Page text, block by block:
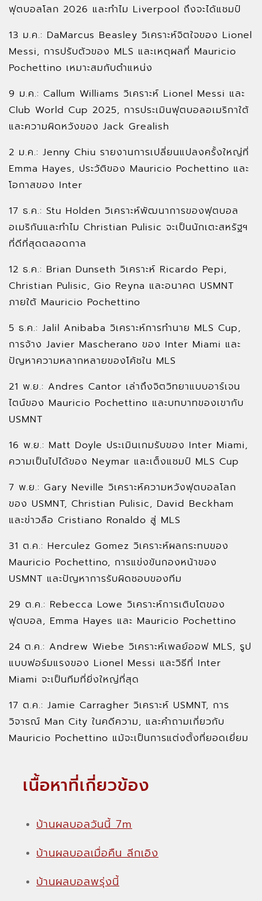
ฟุตบอลโลก 2026 และทำไม Liverpool ถึงจะได้แชมป์
13 ม.ค.: DaMarcus Beasley วิเคราะห์จิตใจของ Lionel
Messi, การปรับตัวของ MLS และเหตุผลที่ Mauricio
Pochettino เหมาะสมกับตำแหน่ง
9 ม.ค.: Callum Williams วิเคราะห์ Lionel Messi และ
Club World Cup 2025, การประเมินฟุตบอลอเมริกาใต้
และความผิดหวังของ Jack Grealish
2 ม.ค.: Jenny Chiu รายงานการเปลี่ยนแปลงครั้งใหญ่ที่
Emma Hayes, ประวัติของ Mauricio Pochettino และ
โอกาสของ Inter
17 ธ.ค.: Stu Holden วิเคราะห์พัฒนาการของฟุตบอล
อเมริกันและทำไม Christian Pulisic จะเป็นนักเตะสหรัฐฯ
ที่ดีที่สุดตลอดกาล
12 ธ.ค.: Brian Dunseth วิเคราะห์ Ricardo Pepi,
Christian Pulisic, Gio Reyna และอนาคต USMNT
ภายใต้ Mauricio Pochettino
5 ธ.ค.: Jalil Anibaba วิเคราะห์การทำนาย MLS Cup,
การจ้าง Javier Mascherano ของ Inter Miami และ
ปัญหาความหลากหลายของโค้ชใน MLS
21 พ.ย.: Andres Cantor เล่าถึงจิตวิทยาแบบอาร์เจน
ไตน์ของ Mauricio Pochettino และบทบาทของเขากับ
USMNT
16 พ.ย.: Matt Doyle ประเมินเกมรับของ Inter Miami,
ความเป็นไปได้ของ Neymar และเต็งแชมป์ MLS Cup
7 พ.ย.: Gary Neville วิเคราะห์ความหวังฟุตบอลโลก
ของ USMNT, Christian Pulisic, David Beckham
และข่าวลือ Cristiano Ronaldo สู่ MLS
31 ต.ค.: Herculez Gomez วิเคราะห์ผลกระทบของ
Mauricio Pochettino, การแข่งขันกองหน้าของ
USMNT และปัญหาการรับผิดชอบของทีม
29 ต.ค.: Rebecca Lowe วิเคราะห์การเติบโตของ
ฟุตบอล, Emma Hayes และ Mauricio Pochettino
24 ต.ค.: Andrew Wiebe วิเคราะห์เพลย์ออฟ MLS, รูป
แบบฟอร์มแรงของ Lionel Messi และวิธีที่ Inter
Miami จะเป็นทีมที่ยิ่งใหญ่ที่สุด
17 ต.ค.: Jamie Carragher วิเคราะห์ USMNT, การ
วิจารณ์ Man City ในคดีความ, และคำถามเกี่ยวกับ
Mauricio Pochettino แม้จะเป็นการแต่งตั้งที่ยอดเยี่ยม
เนื้อหาที่เกี่ยวข้อง
บ้านผลบอลวันนี้ 7m
บ้านผลบอลเมื่อคืน ลีกเอิง
บ้านผลบอลพรุ่งนี้